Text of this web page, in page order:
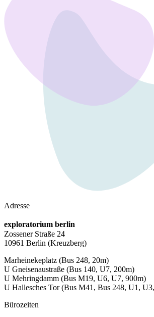
Adresse
exploratorium berlin
Zossener Straße 24
10961 Berlin (Kreuzberg)
Marheinekeplatz (Bus 248, 20m)
U Gneisenaustraße (Bus 140, U7, 200m)
U Mehringdamm (Bus M19, U6, U7, 900m)
U Hallesches Tor(Bus M41, Bus 248, U1,
Bürozeiten